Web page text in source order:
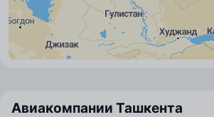
Авиакомпании Ташкента